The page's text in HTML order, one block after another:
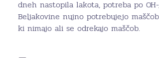
dneh nastopila lakota, potreba po
Beljakovine nujno potrebujejo
ki nimajo ali se odrekajo maščob.